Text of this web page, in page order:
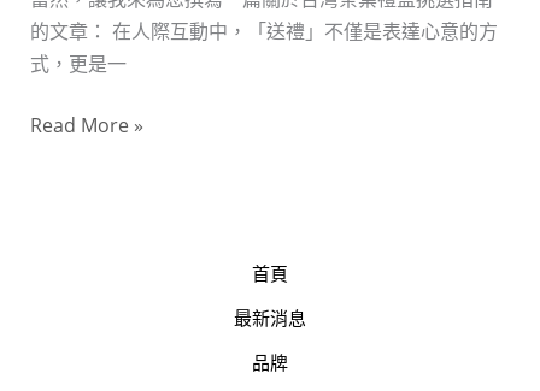
的文章： 在人際互動中，「送禮」不僅是表達心意的方
式，更是一
教
你
選
對
Read More »
首頁
最新消息
品牌